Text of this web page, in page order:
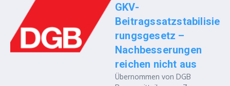
GKV-
Beitragssatzstabilisie
rungsgesetz –
Nachbesserungen
reichen nicht aus
Übernommen von DGB